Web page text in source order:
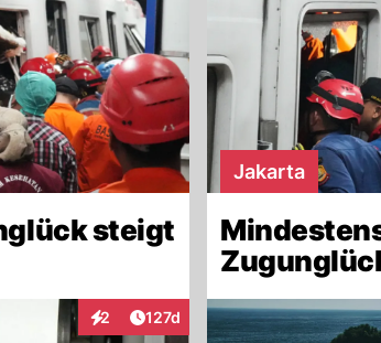
steigt
Jakarta
2
InteraktionenArtikel veröffentlicht:
127d